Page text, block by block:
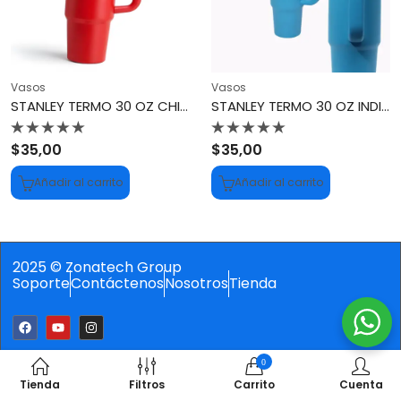
Vasos
STANLEY TERMO 30 OZ CHILI (ROJO)
Valorado
con
0
de
5
$35,00
Añadir al carrito
Vasos
STANLEY TERMO 30 OZ INDIGO (AZUL)
Valorado
con
0
de
5
$35,00
Añadir al carrito
2025 © Zonatech Group
SoporteContáctenosNosotrosTienda
Tienda Filtros
0
Carrito Cuenta